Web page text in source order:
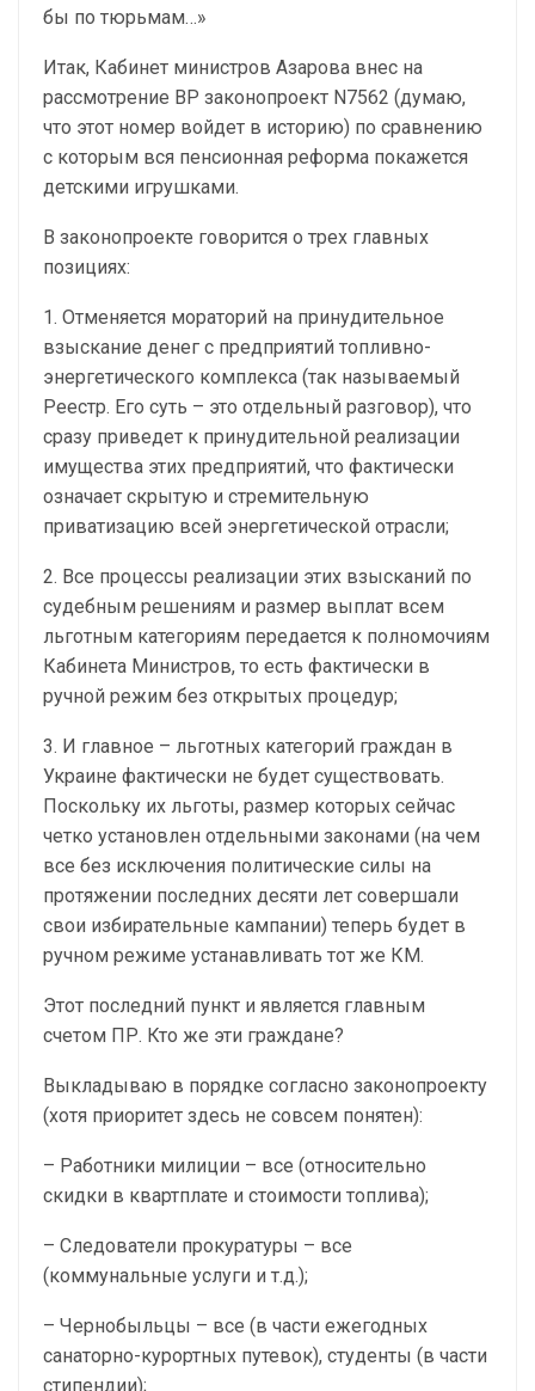
бы по тюрьмам…»
Итак, Кабинет министров Азарова внес на
рассмотрение ВР законопроект N7562 (думаю,
что этот номер войдет в историю) по сравнению
с которым вся пенсионная реформа покажется
детскими игрушками.
В законопроекте говорится о трех главных
позициях:
1. Отменяется мораторий на принудительное
взыскание денег с предприятий топливно-
энергетического комплекса (так называемый
Реестр. Его суть – это отдельный разговор), что
сразу приведет к принудительной реализации
имущества этих предприятий, что фактически
означает скрытую и стремительную
приватизацию всей энергетической отрасли;
2. Все процессы реализации этих взысканий по
судебным решениям и размер выплат всем
льготным категориям передается к полномочиям
Кабинета Министров, то есть фактически в
ручной режим без открытых процедур;
3. И главное – льготных категорий граждан в
Украине фактически не будет существовать.
Поскольку их льготы, размер которых сейчас
четко установлен отдельными законами (на чем
все без исключения политические силы на
протяжении последних десяти лет совершали
свои избирательные кампании) теперь будет в
ручном режиме устанавливать тот же КМ.
Этот последний пункт и является главным
счетом ПР. Кто же эти граждане?
Выкладываю в порядке согласно законопроекту
(хотя приоритет здесь не совсем понятен):
– Работники милиции – все (относительно
скидки в квартплате и стоимости топлива);
– Следователи прокуратуры – все
(коммунальные услуги и т.д.);
– Чернобыльцы – все (в части ежегодных
санаторно-курортных путевок), студенты (в части
стипендии);